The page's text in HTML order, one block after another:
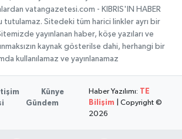
vatangazetesi.com - KIBRIS'IN HABER
tutulamaz. Sitedeki tüm harici linkler ayrı bir
yayınlanan haber, köşe yazıları ve
kaynak gösterilse dahi, herhangi bir
kullanılamaz ve yayınlanamaz
Künye
Gündem
Haber Yazılımı: TE
Bilişim | Copyright ©
2026